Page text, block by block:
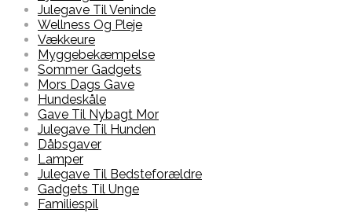
Julegave Til Veninde
Wellness Og Pleje
Vækkeure
Myggebekæmpelse
Sommer Gadgets
Mors Dags Gave
Hundeskåle
Gave Til Nybagt Mor
Julegave Til Hunden
Dåbsgaver
Lamper
Julegave Til Bedsteforældre
Gadgets Til Unge
Familiespil